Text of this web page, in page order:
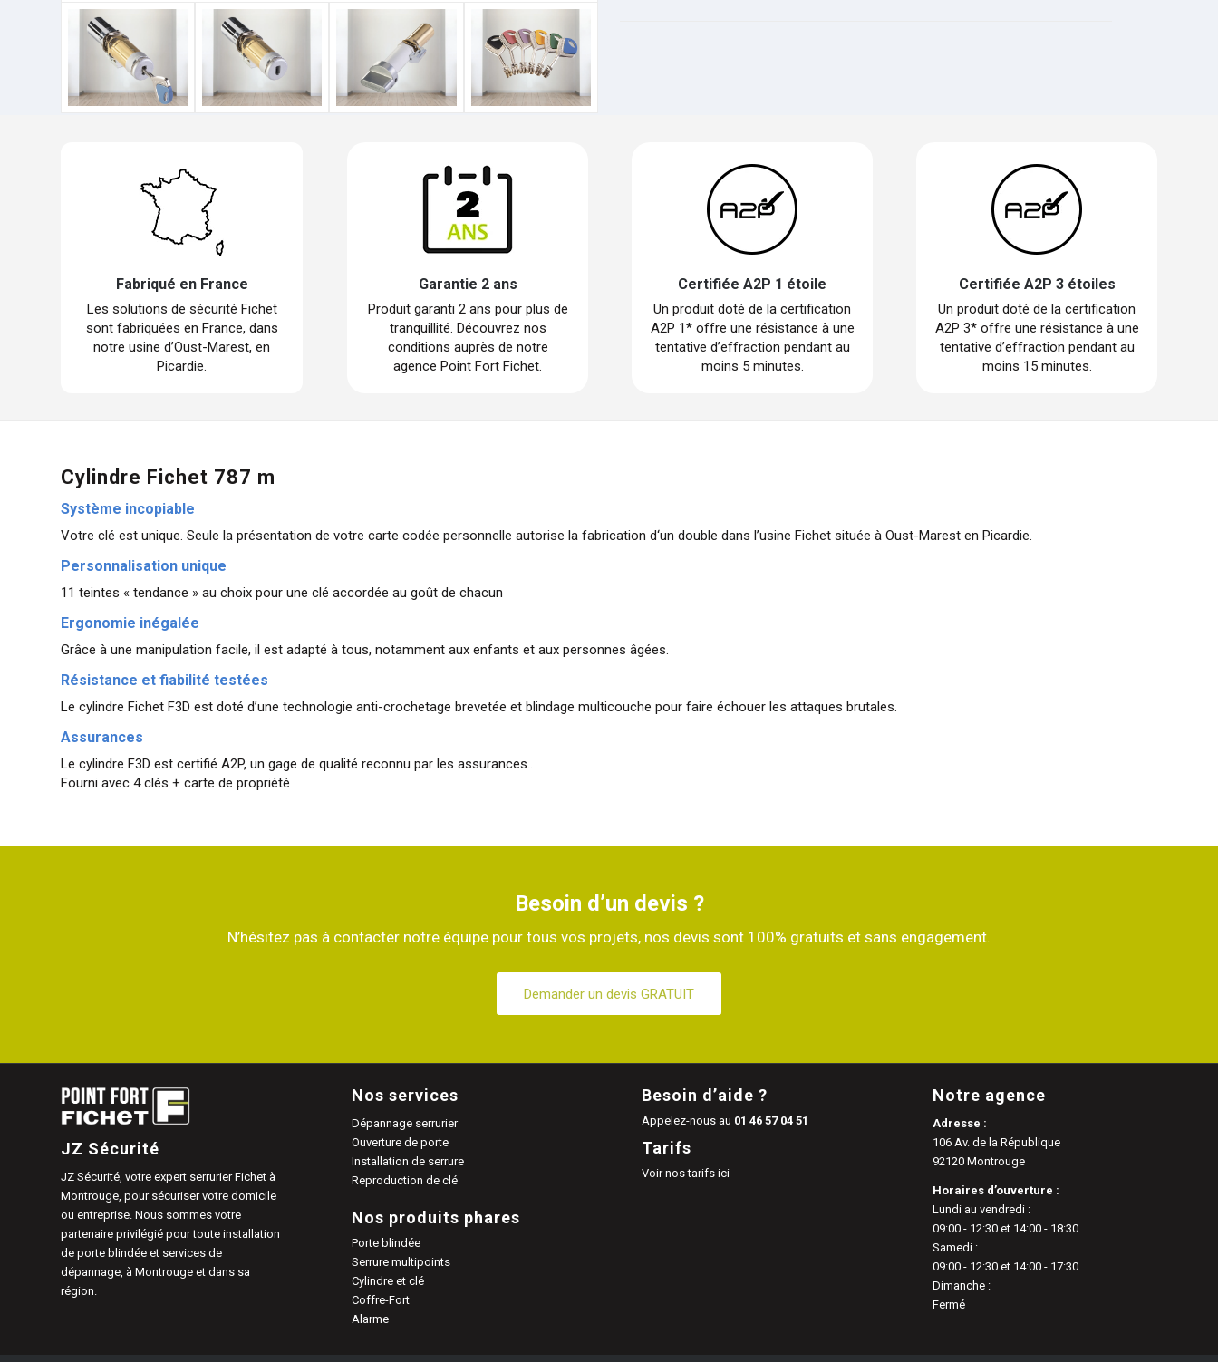
Fabriqué en France
Les solutions de sécurité Fichet
sont fabriquées en France, dans
notre usine d’Oust-Marest, en
Picardie.
Garantie 2 ans
Produit garanti 2 ans pour plus de
tranquillité. Découvrez nos
conditions auprès de notre
agence Point Fort Fichet.
Certifiée A2P 1 étoile
Un produit doté de la certification
A2P 1* offre une résistance à une
tentative d’effraction pendant au
moins 5 minutes.
Certifiée A2P 3 étoiles
Un produit doté de la certification
A2P 3* offre une résistance à une
tentative d’effraction pendant au
moins 15 minutes.
Cylindre Fichet 787 m
Système incopiable
Votre clé est unique. Seule la présentation de votre carte codée personnelle autorise la fabrication d‘un double dans l’usine Fichet située à Oust-Marest en Picardie.
Personnalisation unique
11 teintes « tendance » au choix pour une clé accordée au goût de chacun
Ergonomie inégalée
Grâce à une manipulation facile, il est adapté à tous, notamment aux enfants et aux personnes âgées.
Résistance et fiabilité testées
Le cylindre Fichet F3D est doté d’une technologie anti-crochetage brevetée et blindage multicouche pour faire échouer les attaques brutales.
Assurances
Le cylindre F3D est certifié A2P, un gage de qualité reconnu par les assurances..
Fourni avec 4 clés + carte de propriété
Besoin d’un devis ?
N’hésitez pas à contacter notre équipe pour tous vos projets, nos devis sont 100% gratuits et sans engagement.
Demander un devis GRATUIT
JZ Sécurité
JZ Sécurité, votre expert serrurier Fichet à
Montrouge, pour sécuriser votre domicile
ou entreprise. Nous sommes votre
partenaire privilégié pour toute installation
de porte blindée et services de
dépannage, à Montrouge et dans sa
région.
Nos services
Dépannage serrurier
Ouverture de porte
Installation de serrure
Reproduction de clé
Nos produits phares
Porte blindée
Serrure multipoints
Cylindre et clé
Coffre-Fort
Alarme
Besoin d’aide ?
Appelez-nous au 01 46 57 04 51
Tarifs
Voir nos tarifs ici
Notre agence
Adresse :
106 Av. de la République
92120 Montrouge
Horaires d’ouverture :
Lundi au vendredi :
09:00 - 12:30 et 14:00 - 18:30
Samedi :
09:00 - 12:30 et 14:00 - 17:30
Dimanche :
Fermé